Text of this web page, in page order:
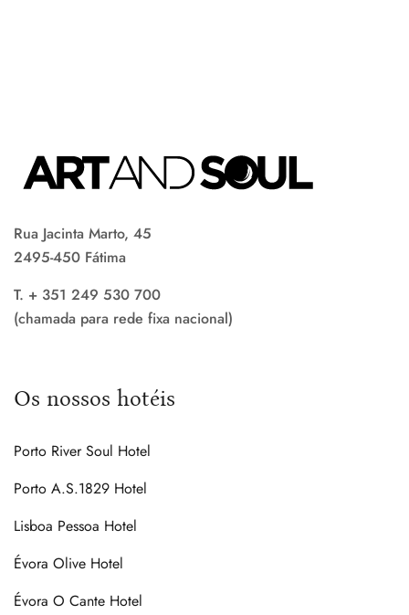
Rua Jacinta Marto, 45
2495-450 Fátima
T. + 351 249 530 700
(chamada para rede fixa nacional)
Os nossos hotéis
Porto River Soul Hotel
Porto A.S.1829 Hotel
Lisboa Pessoa Hotel
Évora Olive Hotel
Évora O Cante Hotel